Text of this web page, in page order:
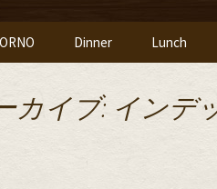
Dinner Lunch
カイブ: インデ